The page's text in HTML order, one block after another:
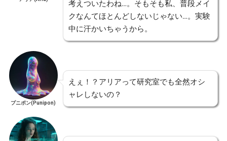
考えついたわね…。そもそも私、普段メイ
クなんてほとんどしないじゃない…。実験
中に汗かいちゃうから。
プニポン(Punipon)
えぇ！？アリアって研究室でも全然オシ
ャレしないの？